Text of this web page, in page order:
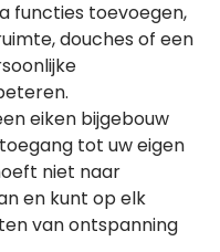
functies toevoegen,
douches of een
eiken bijgebouw
tot uw eigen
niet naar
en kunt op elk
van ontspanning